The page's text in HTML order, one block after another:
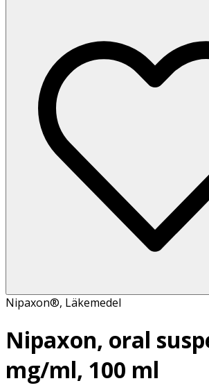
Nipaxon®, Läkemedel
Nipaxon, oral
mg/ml, 100 ml